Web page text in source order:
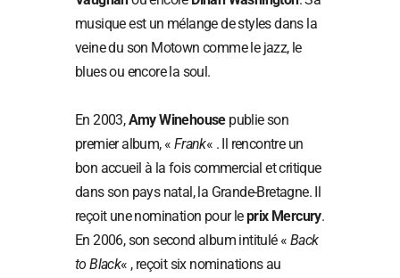
musique est un mélange de styles dans la
veine du son Motown comme le jazz, le
blues ou encore la soul.
En 2003,Amy Winehousepublie son
premier album, « Frank« . Il rencontre un
bon accueil à la fois commercial et critique
dans son pays natal, la Grande-Bretagne. Il
reçoit une nomination pour leprix Mercury.
En 2006, son second album intitulé « Back
to Black« , reçoit six nominations au